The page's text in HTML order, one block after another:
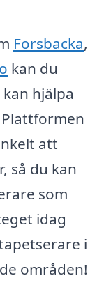
Forsbacka,
kan du
hjälpa
att
så du kan
som
idag
i
områden!